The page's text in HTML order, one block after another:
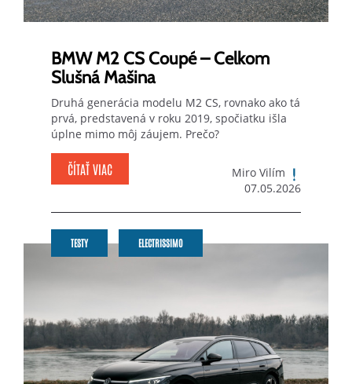
BMW M2 CS Coupé – Celkom
Slušná Mašina
Druhá generácia modelu M2 CS, rovnako ako tá
prvá, predstavená v roku 2019, spočiatku išla
úplne mimo môj záujem. Prečo?
ČÍTAŤ VIAC
Miro Vilím
07.05.2026
TESTY ELECTRISSIMO